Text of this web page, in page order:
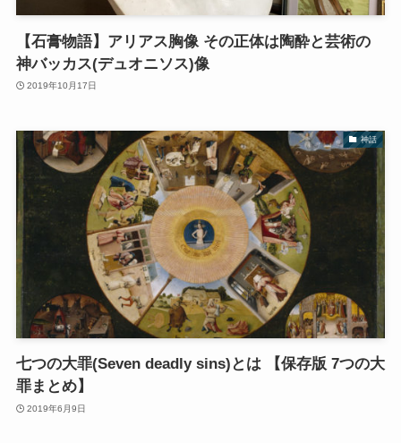
【石膏物語】アリアス胸像 その正体は陶酔と芸術の
神バッカス(デュオニソス)像
2019年10月17日
神話
七つの大罪(Seven deadly sins)とは 【保存版 7つの大
罪まとめ】
2019年6月9日